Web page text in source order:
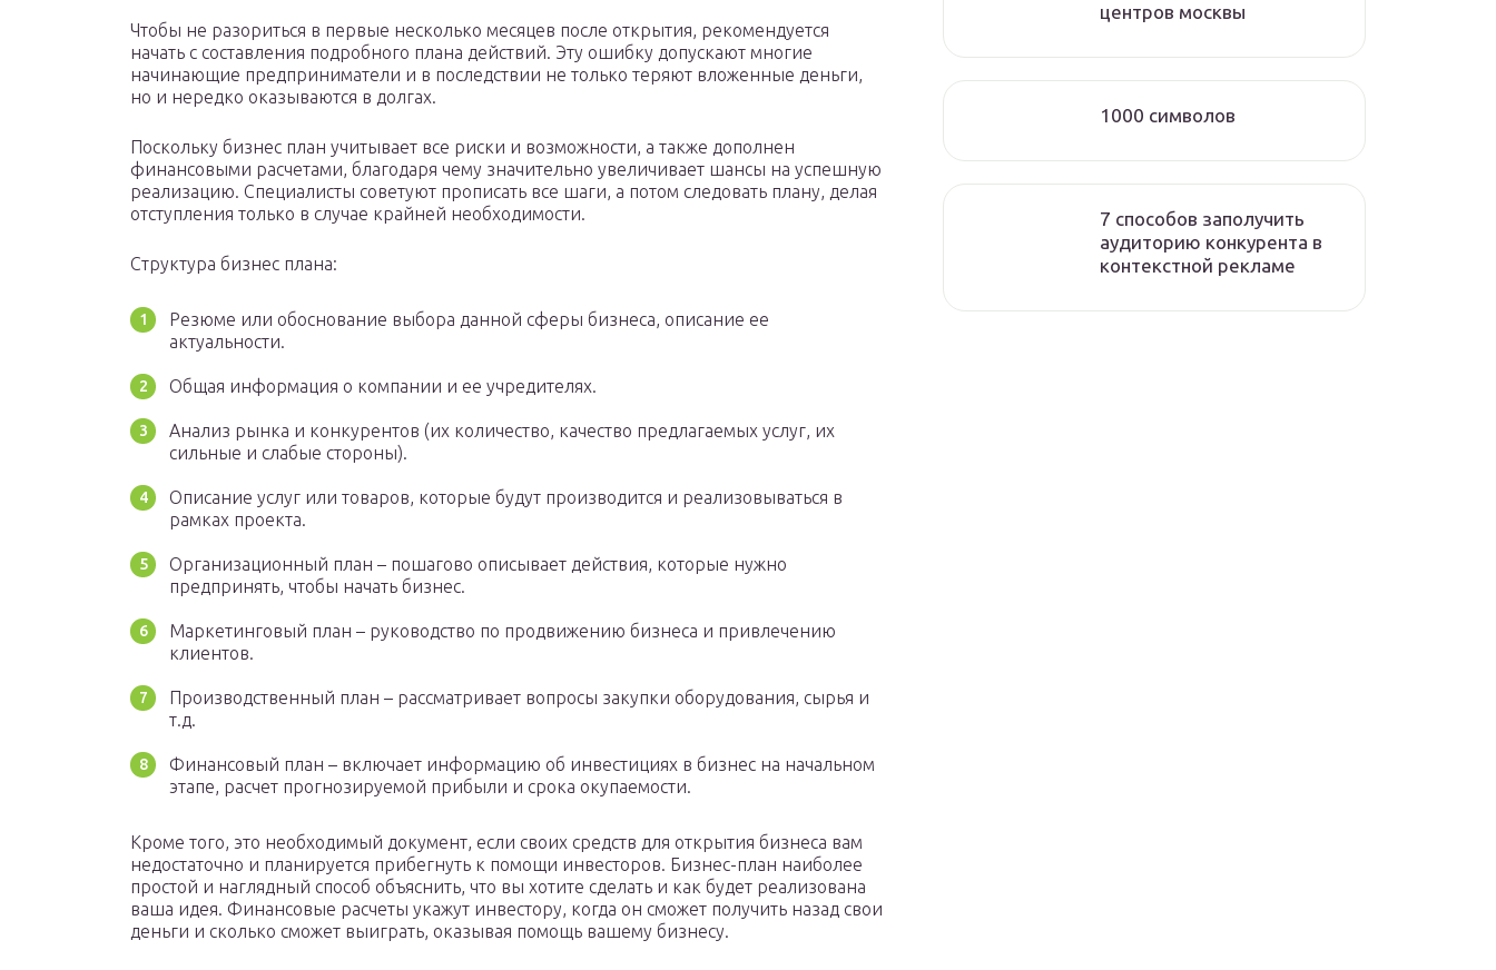
Чтобы не разориться в первые несколько месяцев после открытия, рекомендуется
начать с составления подробного плана действий. Эту ошибку допускают многие
начинающие предприниматели и в последствии не только теряют вложенные деньги,
но и нередко оказываются в долгах.
Поскольку бизнес план учитывает все риски и возможности, а также дополнен
финансовыми расчетами, благодаря чему значительно увеличивает шансы на успешную
реализацию. Специалисты советуют прописать все шаги, а потом следовать плану, делая
отступления только в случае крайней необходимости.
Структура бизнес плана:
Резюме или обоснование выбора данной сферы бизнеса, описание ее
актуальности.
Общая информация о компании и ее учредителях.
Анализ рынка и конкурентов (их количество, качество предлагаемых услуг, их
сильные и слабые стороны).
Описание услуг или товаров, которые будут производится и реализовываться в
рамках проекта.
Организационный план – пошагово описывает действия, которые нужно
предпринять, чтобы начать бизнес.
Маркетинговый план – руководство по продвижению бизнеса и привлечению
клиентов.
Производственный план – рассматривает вопросы закупки оборудования, сырья и
т.д.
Финансовый план – включает информацию об инвестициях в бизнес на начальном
этапе, расчет прогнозируемой прибыли и срока окупаемости.
Кроме того, это необходимый документ, если своих средств для открытия бизнеса вам
недостаточно и планируется прибегнуть к помощи инвесторов. Бизнес-план наиболее
простой и наглядный способ объяснить, что вы хотите сделать и как будет реализована
ваша идея. Финансовые расчеты укажут инвестору, когда он сможет получить назад свои
деньги и сколько сможет выиграть, оказывая помощь вашему бизнесу.
центров москвы
1000 символов
7 способов заполучить
аудиторию конкурента в
контекстной рекламе